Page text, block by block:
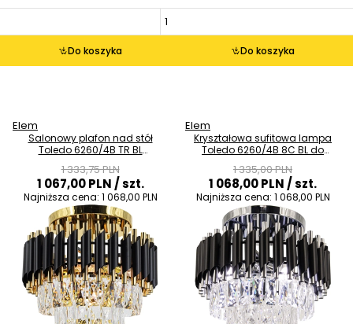
Do koszyka
Elem
Salonowy plafon nad stół
Toledo 6260/4B TR BL
1 333,75 PLN
1 067,00 PLN/ szt.
Najniższa cena: 1 068,00 PLN
Do koszyka
Elem
Kryształowa sufitowa lampa
Toledo 6260/4B 8C BL do
1 335,00 PLN
1 068,00 PLN/ szt.
Najniższa cena: 1 068,00 PLN